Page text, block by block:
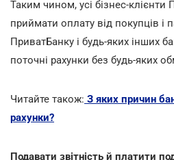
Таким чином, усі бізнес-
приймати оплату від покупців і
ПриватБанку і будь-яких інших
поточні рахунки без будь-яких
Читайте також: З яких причин
рахунки?
Подавати звітність й платити